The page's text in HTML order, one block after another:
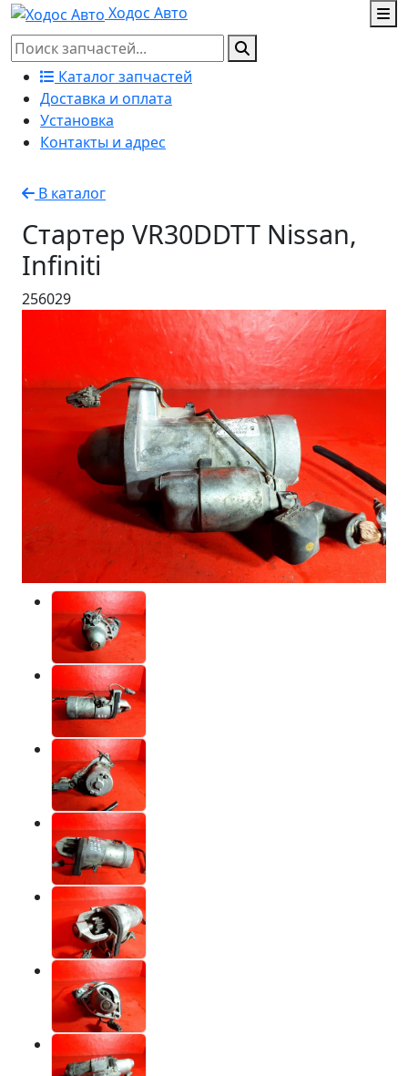
Ходос Авто
Каталог запчастей
Доставка и оплата
Установка
Контакты и адрес
В каталог
Стартер VR30DDTT Nissan,
Infiniti
256029